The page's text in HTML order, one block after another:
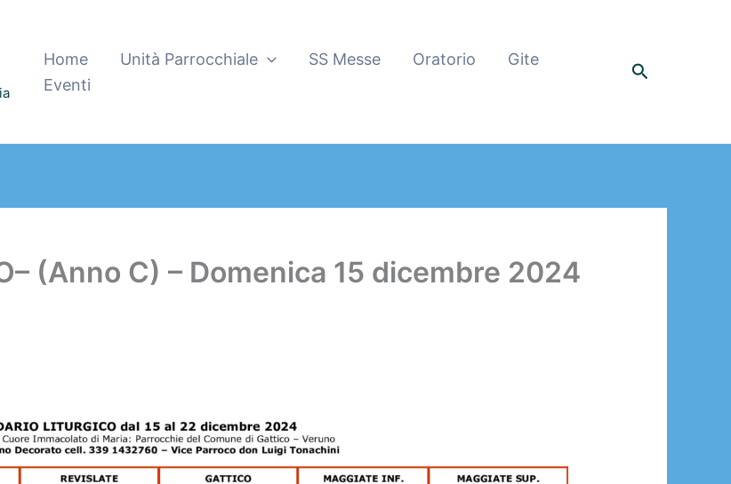
Home Unità Parrocchiale SS Messe Oratorio
Gite
Eventi
Cerca
(Anno C) – Domenica 15 dicembre 2024